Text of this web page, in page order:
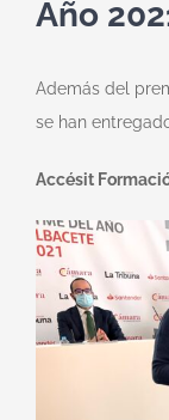
Año
Además del
se han
Accésit